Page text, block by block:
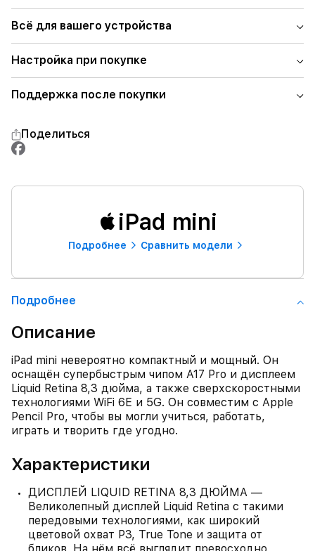
Всё для вашего устройства
Настройка при покупке
Поддержка после покупки
Поделиться
iPad mini
Подробнее Сравнить модели
Подробнее
Описание
iPad mini невероятно компактный и мощный. Он
оснащён супербыстрым чипом A17 Pro и дисплеем
Liquid Retina 8,3 дюйма, а также сверхскоростными
технологиями WiFi 6E и 5G. Он совместим с Apple
Pencil Pro, чтобы вы могли учиться, работать,
играть и творить где угодно.
Характеристики
ДИСПЛЕЙ LIQUID RETINA 8,3 ДЮЙМА —
Великолепный дисплей Liquid Retina с такими
передовыми технологиями, как широкий
цветовой охват P3, True Tone и защита от